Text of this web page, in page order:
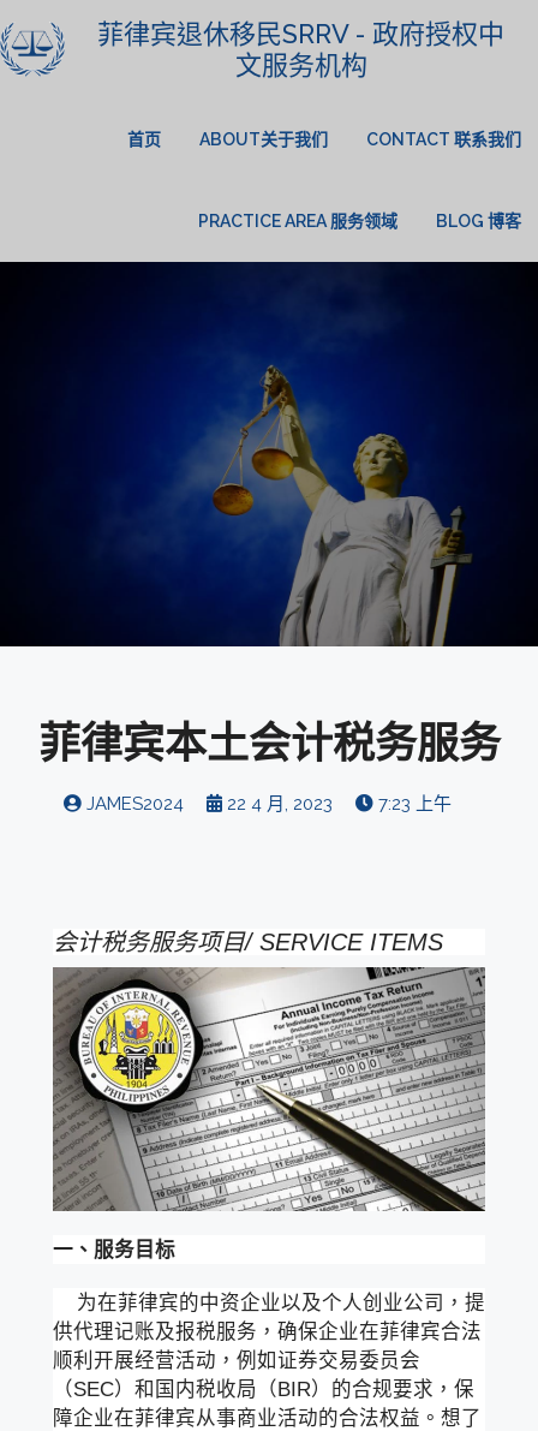
菲律宾退休移民SRRV - 政府授权中
文服务机构
首页 ABOUT关于我们 CONTACT 联系我们
PRACTICE AREA 服务领域 BLOG 博客
菲律宾本土会计税务服务
JAMES2024 22 4 月, 2023 7:23 上午
会计税务服务项目/ SERVICE ITEMS
一、服务目标
为在菲律宾的中资企业以及个人创业公司，提
供代理记账及报税服务，确保企业在菲律宾合法
顺利开展经营活动，例如证券交易委员会
（SEC）和国内税收局（BIR）的合规要求，保
障企业在菲律宾从事商业活动的合法权益。想了